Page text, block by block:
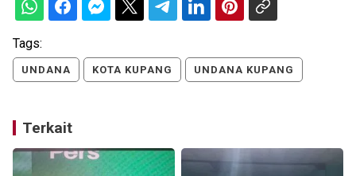
Tags:
UNDANA KOTA KUPANG UNDANA KUPANG
Terkait